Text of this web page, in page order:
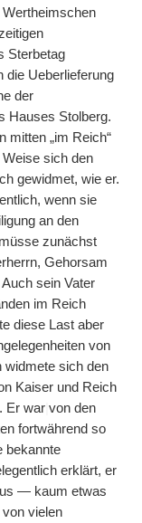
Sterbetag
die Ueberlieferung
der
Hauses Stolberg.
mitten „im Reich“
sich den
gewidmet, wie er.
wenn sie
an den
zunächst
Gehorsam
sein Vater
im Reich
diese Last aber
von
widmete sich den
Kaiser und Reich
Er war von den
fortwährend so
bekannte
erklärt, er
— kaum etwas
vielen